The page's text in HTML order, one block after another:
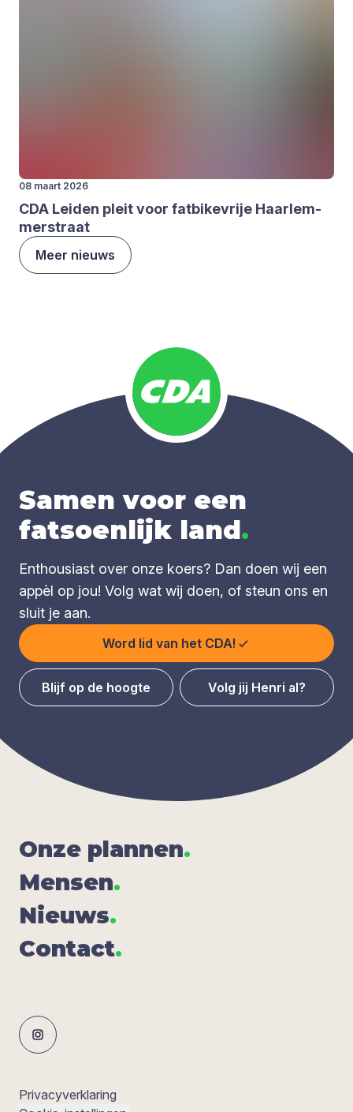
08 maart 2026
CDA Lei­den pleit voor fat­bi­ke­vrije Haar­lem­
mer­straat
Meer nieuws
Samen voor een
fatsoenlijk land.
Enthousiast over onze koers? Dan doen wij een
appèl op jou! Volg wat wij doen, of steun ons en
sluit je aan.
Word lid van het CDA!
Blijf op de hoogte Volg jij Henri al?
Onze plan­nen.
Men­sen.
Nieuws.
Con­tact.
Privacyverklaring